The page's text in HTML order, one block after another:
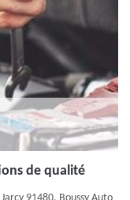
de qualité